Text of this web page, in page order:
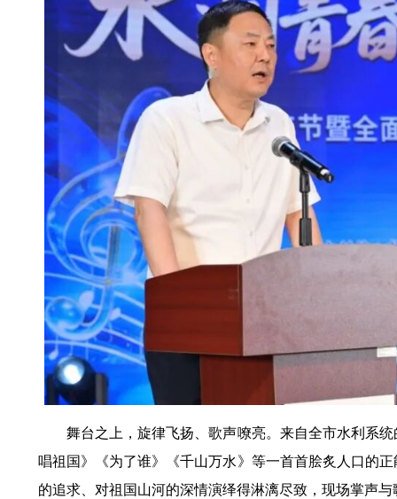
舞台之上，旋律飞扬、歌声嘹亮。来自全市水利系统
唱祖国》《为了谁》《千山万水》等一首首脍炙人口的
的追求、对祖国山河的深情演绎得淋漓尽致，现场掌声